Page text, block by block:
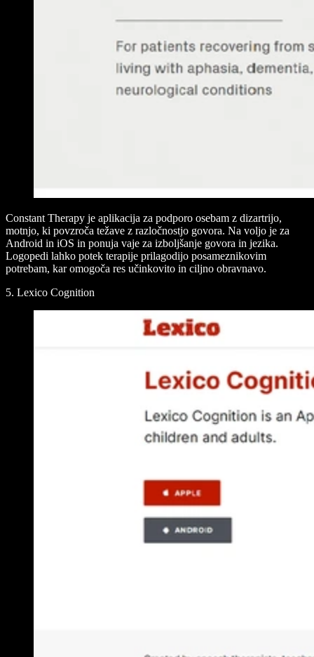
Constant Therapy je aplikacija za podporo osebam z dizartrijo,
motnjo, ki povzroča težave z razločnostjo govora. Na voljo je za
Android in iOS in ponuja vaje za izboljšanje govora in jezika.
Logopedi lahko potek terapije prilagodijo posameznikovim
potrebam, kar omogoča res učinkovito in ciljno obravnavo.
5. Lexico Cognition